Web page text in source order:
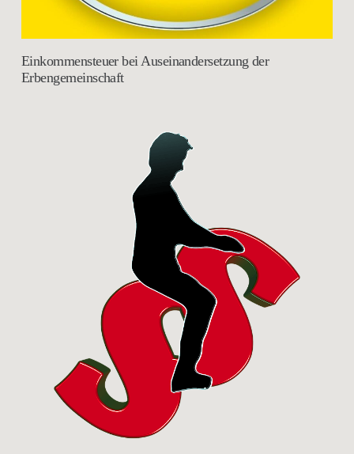
Einkommensteuer bei Auseinandersetzung der
Erbengemeinschaft